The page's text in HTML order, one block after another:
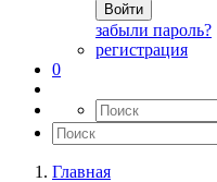
Войти
забыли пароль?
регистрация
0
Главная